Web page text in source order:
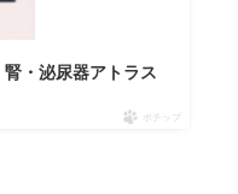
・泌尿器アトラス
ポチップ